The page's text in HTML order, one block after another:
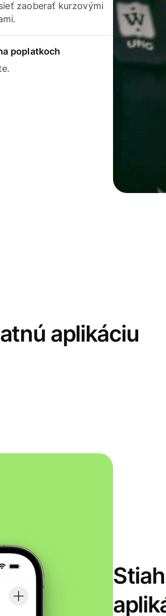
zaoberať kurzovými
poplatkoch
aplikáciu